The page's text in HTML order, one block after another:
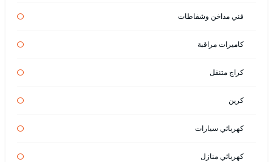
فني مداخن وشفاطات
كاميرات مراقبة
كراج متنقل
كرين
كهربائي سيارات
كهربائي منازل